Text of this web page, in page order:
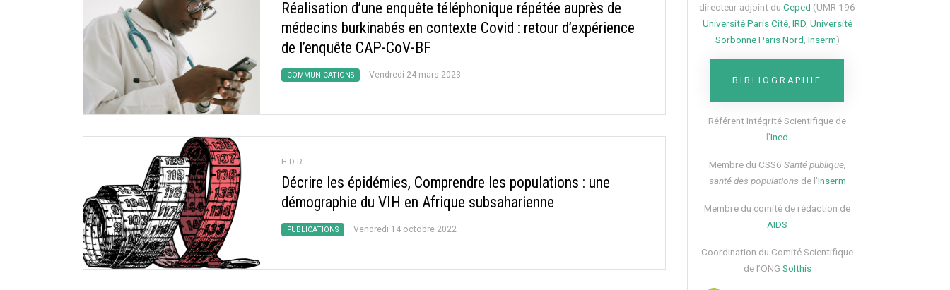
Réalisation d’une enquête téléphonique répétée auprès de
médecins burkinabés en contexte Covid : retour d’expérience
de l’enquête CAP-CoV-BF
COMMUNICATIONS Vendredi 24 mars 2023
HDR
Décrire les épidémies, Comprendre les populations : une
démographie du VIH en Afrique subsaharienne
PUBLICATIONS Vendredi 14 octobre 2022
directeur adjoint du Ceped (UMR 196
Université Paris Cité, IRD, Université
Sorbonne Paris Nord Inserm)
BIBLIOGRAPHIE
Référent Intégrité Scientifique de
l’Ined
Membre du CSS6​ Santé publique,
santé des populations de l’Inserm
Membre du comité de rédaction de
AIDS
Coordination du Comité Scientifique
de l’ONG Solthis